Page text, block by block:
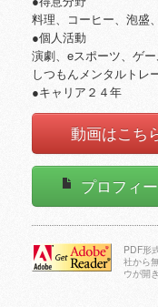
料理、コーヒー、泡盛
●個人活動
演劇、eスポーツ、ゲ
しつもんメンタルトレ
●キャリア２４年
動画はこち
プロフィ
PDF形
社から
ウが開